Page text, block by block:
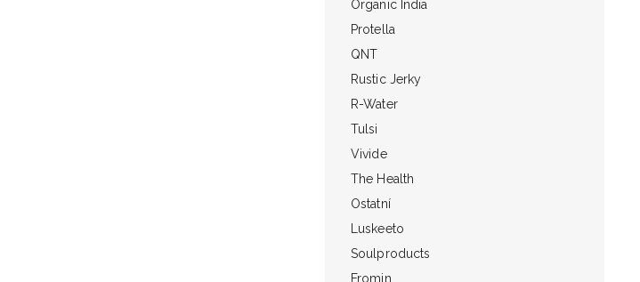
Organic India
Protella
QNT
Rustic Jerky
R-Water
Tulsi
Vivide
The Health
Ostatní
Luskeeto
Soulproducts
Fromin